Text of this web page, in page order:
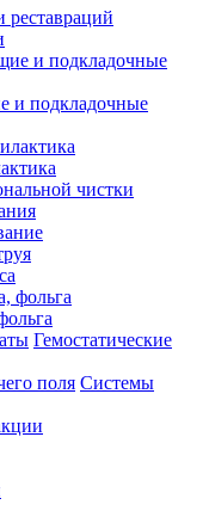
реставраций
и подкладочные
чистки
Гемостатические
Системы